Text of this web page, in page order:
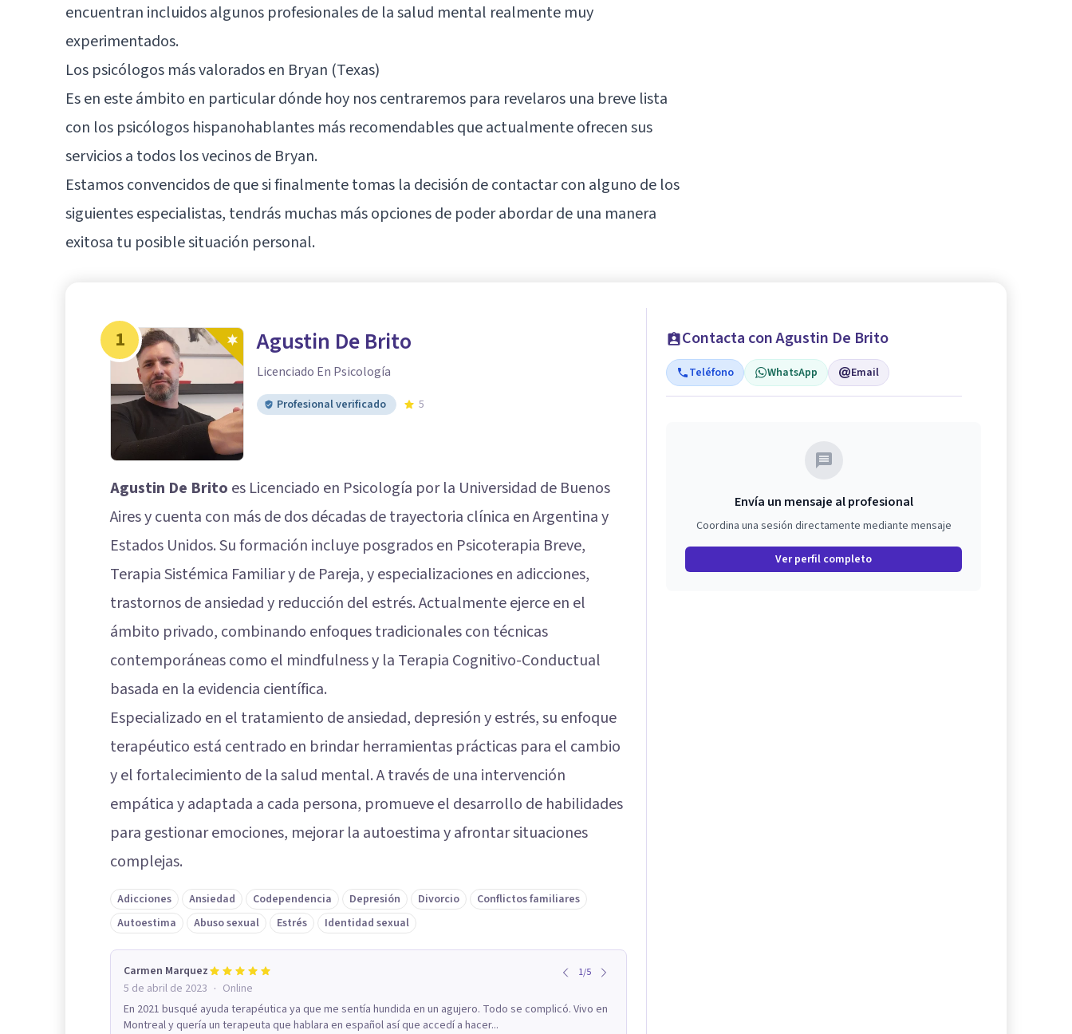
encuentran incluidos algunos profesionales de la salud mental realmente muy
experimentados.
Los psicólogos más valorados en Bryan (Texas)
Es en este ámbito en particular dónde hoy nos centraremos para revelaros una breve lista
con los psicólogos hispanohablantes más recomendables que actualmente ofrecen sus
servicios a todos los vecinos de Bryan.
Estamos convencidos de que si finalmente tomas la decisión de contactar con alguno de los
siguientes especialistas, tendrás muchas más opciones de poder abordar de una manera
exitosa tu posible situación personal.
1 Agustin De Brito
Licenciado En Psicología
Profesional verificado 5
Agustin De Brito es Licenciado en Psicología por la Universidad de Buenos
Aires y cuenta con más de dos décadas de trayectoria clínica en Argentina y
Estados Unidos. Su formación incluye posgrados en Psicoterapia Breve,
Terapia Sistémica Familiar y de Pareja, y especializaciones en adicciones,
trastornos de ansiedad y reducción del estrés. Actualmente ejerce en el
ámbito privado, combinando enfoques tradicionales con técnicas
contemporáneas como el mindfulness y la Terapia Cognitivo-Conductual
basada en la evidencia científica.
Especializado en el tratamiento de ansiedad, depresión y estrés, su enfoque
terapéutico está centrado en brindar herramientas prácticas para el cambio
y el fortalecimiento de la salud mental. A través de una intervención
empática y adaptada a cada persona, promueve el desarrollo de habilidades
para gestionar emociones, mejorar la autoestima y afrontar situaciones
complejas.
Adicciones Ansiedad Codependencia Depresión Divorcio
Conflictos familiares
Autoestima
Abuso sexual Estrés Identidad sexual
Carmen Marquez 1/5
5 de abril de 2023 · Online
En 2021 busqué ayuda terapéutica ya que me sentía hundida en un agujero. Todo se complicó. Vivo en
Montreal y quería un terapeuta que hablara en español así que accedí a hacer...
Contacta con Agustin De Brito
Teléfono WhatsApp Email
Envía un mensaje al profesional
Coordina una sesión directamente mediante mensaje
Ver perfil completo